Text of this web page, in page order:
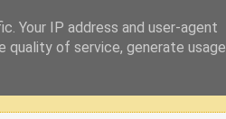
Your IP address and user-agent
quality of service, generate usage